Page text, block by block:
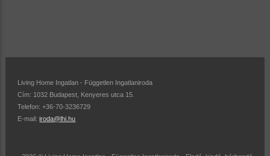
Living Home Ingatlan - Független Ingatlaniroda
Cím: 1032 Budapest, Kenyeres utca 15.
Telefon: +36-70-3236729
E-mail:iroda@lhi.hu